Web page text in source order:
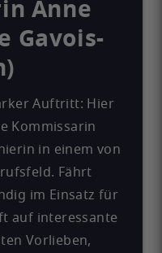
Anne
Gavois-
Auftritt: Hier
Kommissarin
in einem von
Fährt
im Einsatz für
auf interessante
Vorlieben,